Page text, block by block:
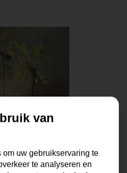
van
uw gebruikservaring te
te analyseren en